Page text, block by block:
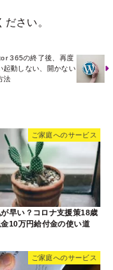
ださい。
365の終了後、再度
起動しない、開かない
法
ご家庭へのサービス
早い？コロナ支援策18歳
金10万円給付金の使い道
ご家庭へのサービス